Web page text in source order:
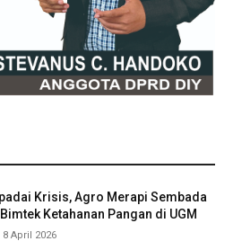
Krisis, Agro Merapi Sembada
Bimtek Ketahanan Pangan di UGM
8 April 2026